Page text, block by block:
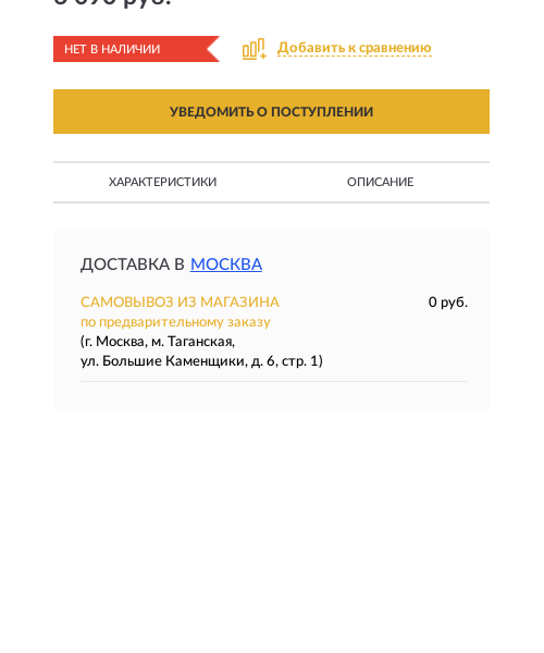
НЕТ В НАЛИЧИИ Добавить к сравнению
УВЕДОМИТЬ О ПОСТУПЛЕНИИ
ХАРАКТЕРИСТИКИ ОПИСАНИЕ
ДОСТАВКА В МОСКВА
САМОВЫВОЗ ИЗ МАГАЗИНА
0 руб.
по предварительному заказу
(г. Москва, м. Таганская,
ул. Большие Каменщики, д. 6, стр. 1)